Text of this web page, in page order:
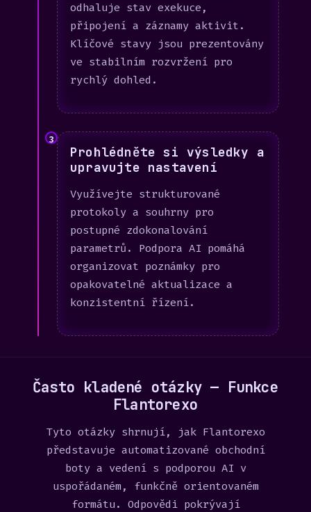
odhaluje stav exekuce,
připojení a záznamy aktivit.
Klíčové stavy jsou prezentovány
ve stabilním rozvržení pro
rychlý dohled.
3
Prohlédněte si výsledky a
upravujte nastavení
Využívejte strukturované
protokoly a souhrny pro
postupné zdokonalování
parametrů. Podpora AI pomáhá
organizovat poznámky pro
opakovatelné aktualizace a
konzistentní řízení.
Často kladené otázky — Funkce
Flantorexo
Tyto otázky shrnují, jak Flantorexo
představuje automatizované obchodní
boty a vedení s podporou AI v
uspořádaném, funkčně orientovaném
formátu. Odpovědi pokrývají